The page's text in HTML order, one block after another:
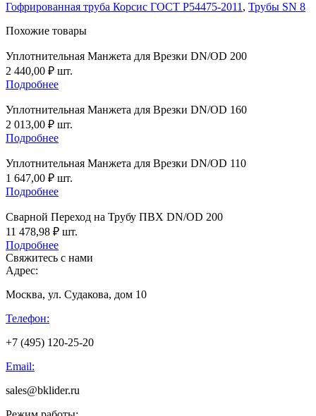
Гофрированная труба Корсис ГОСТ P54475-2011 , Трубы SN 8
Похожие товары
Уплотнительная Манжета для Врезки DN/OD 200
2 440,00 ₽ шт.
Подробнее
Уплотнительная Манжета для Врезки DN/OD 160
2 013,00 ₽ шт.
Подробнее
Уплотнительная Манжета для Врезки DN/OD 110
1 647,00 ₽ шт.
Подробнее
Сварной Переход на Трубу ПВХ DN/OD 200
11 478,98 ₽ шт.
Подробнее
Свяжитесь с нами
Адрес:
Москва, ул. Судакова, дом 10
Телефон:
+7 (495) 120-25-20
Email:
sales@bklider.ru